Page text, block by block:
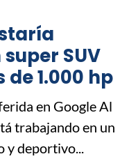
SUV
1.000 hp
en Google Al
trabajando en un
deportivo...